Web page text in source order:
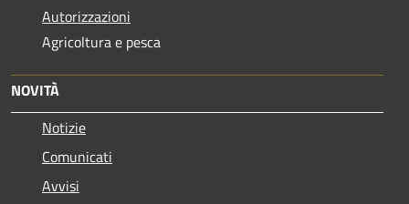
Autorizzazioni
Agricoltura e pesca
NOVITÀ
Notizie
Comunicati
Avvisi